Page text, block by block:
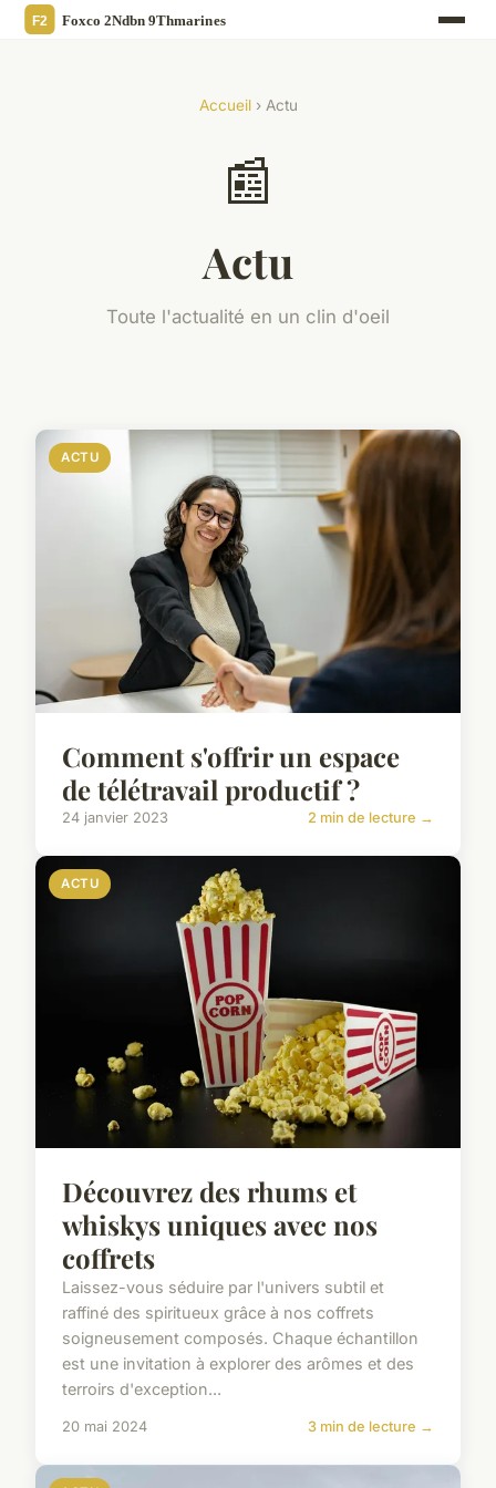
Accueil› Actu
📰
Actu
Toute l'actualité en un clin d'oeil
ACTU
Comment s'offrir un espace
de télétravail productif ?
24 janvier 2023 2 min de lecture →
ACTU
Découvrez des rhums et
whiskys uniques avec nos
coffrets
Laissez-vous séduire par l'univers subtil et
raffiné des spiritueux grâce à nos coffrets
soigneusement composés. Chaque échantillon
est une invitation à explorer des arômes et des
terroirs d'exception...
20 mai 2024 3 min de lecture →